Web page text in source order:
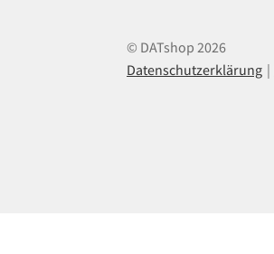
© DATshop 2026
Datenschutzerklärung